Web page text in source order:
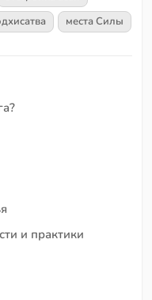
места Силы
и практики